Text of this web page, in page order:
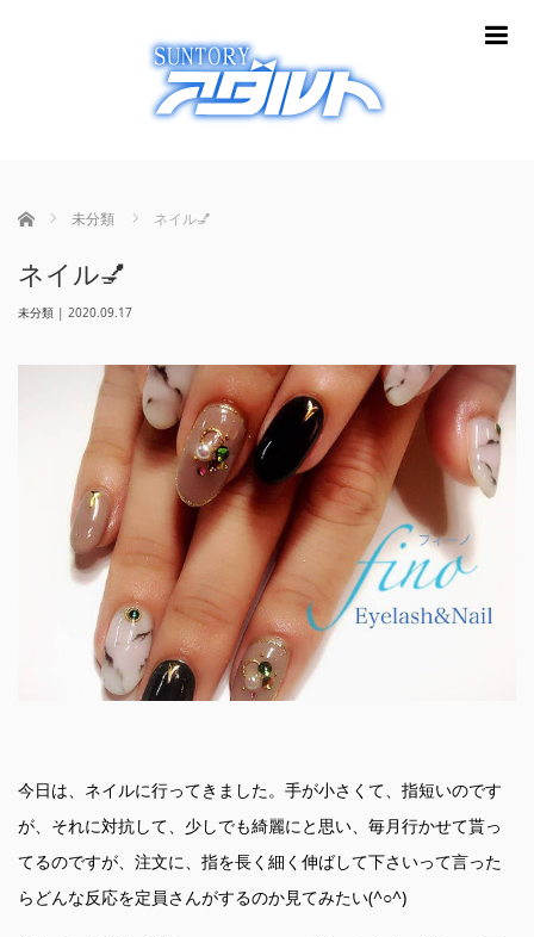
ホーム 未分類 ネイル💅
ネイル💅
未分類 | 2020.09.17
今日は、ネイルに行ってきました。手が小さくて、指短いのです
が、それに対抗して、少しでも綺麗にと思い、毎月行かせて貰っ
てるのですが、注文に、指を長く細く伸ばして下さいって言った
らどんな反応を定員さんがするのか見てみたい(^○^)